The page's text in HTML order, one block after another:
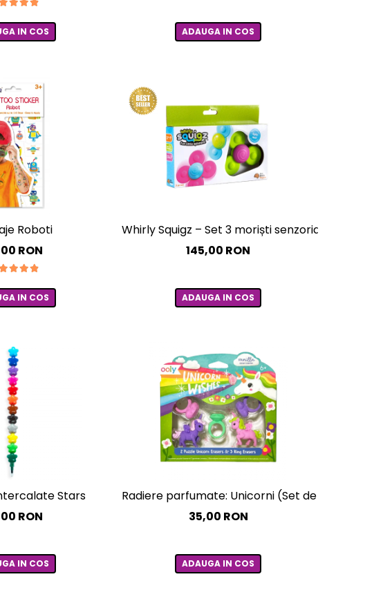
IN COS ADAUGA IN COS
Roboti
RON
IN COS
Whirly Squigz – Set 3 moriști senzoriale cu
145,00 RON
ADAUGA IN COS
Stars
RON
IN COS
Radiere parfumate: Unicorni (Set de 5)
35,00 RON
ADAUGA IN COS